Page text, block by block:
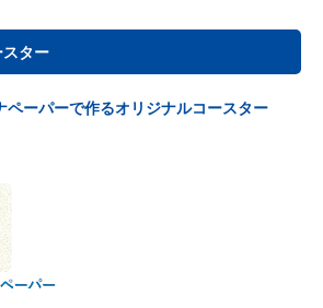
ター
ペーパーで作るオリジナルコースター